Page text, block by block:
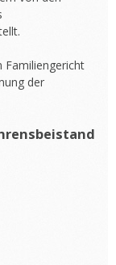
Familiengericht
der